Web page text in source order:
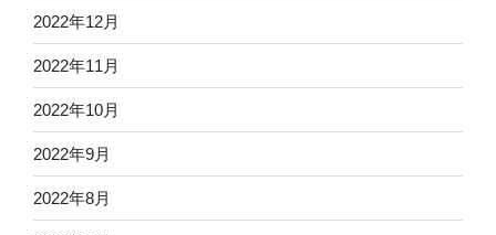
2022年12月
2022年11月
2022年10月
2022年9月
2022年8月